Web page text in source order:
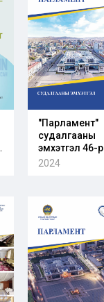
"Парламент"
судалгааны
эмхэтгэл 46-р
боть
2024